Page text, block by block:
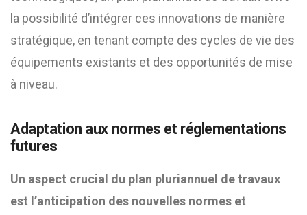
la possibilité d’intégrer ces innovations de manière
stratégique, en tenant compte des cycles de vie des
équipements existants et des opportunités de mise
à niveau.
Adaptation aux normes et réglementations
futures
Un aspect crucial du plan pluriannuel de travaux
est l’anticipation des nouvelles normes et